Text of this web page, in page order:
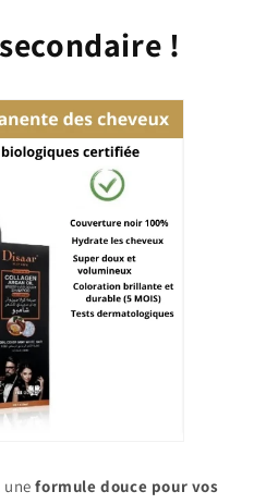
!
uneformule douce pour vos